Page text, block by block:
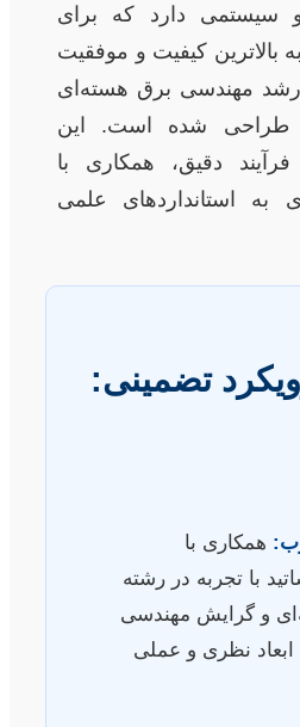
سیستمی دارد که برای
بالاترین کیفیت و موفقیت
ارشد مهندسی برق هسته‌ای
طراحی شده است. این
دقیق، همکاری با
به استانداردهای علمی
تضمینی:
همکاری با
با تجربه در رشته
و گرایش مهندسی
ابعاد نظری و عملی